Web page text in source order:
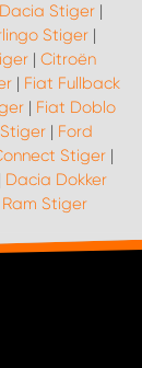
Dacia Stiger |
Stiger |
| Citroën
| Fiat Fullback
| Fiat Doblo
| Ford
Stiger|
Dacia Dokker
Stiger